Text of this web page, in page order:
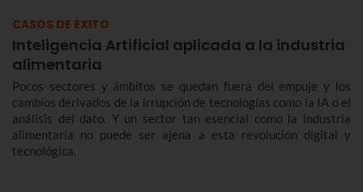
CASOS DE ÉXITO
Inteligencia Artificial aplicada a la industria
alimentaria
Pocos sectores y ámbitos se quedan fuera del empuje y los
cambios derivados de la irrupción de tecnologías como la IA o el
análisis del dato. Y un sector tan esencial como la industria
alimentaria no puede ser ajena a esta revolución digital y
tecnológica.